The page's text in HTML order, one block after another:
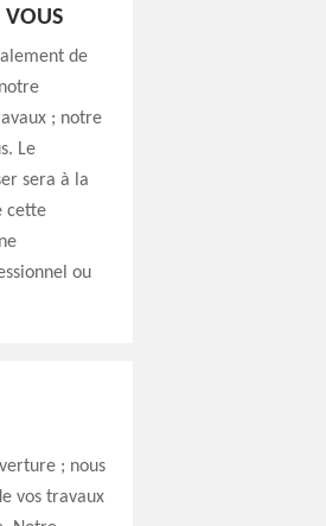
VOUS
de
; notre
Le
sera à la
cette
ou
; nous
vos travaux